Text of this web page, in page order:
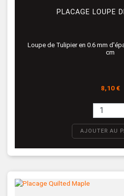
PLACAGE LOUPE
Loupe de Tulipier en 0.6 mm
cm
Prix
8,10 €
AJOUTER AU